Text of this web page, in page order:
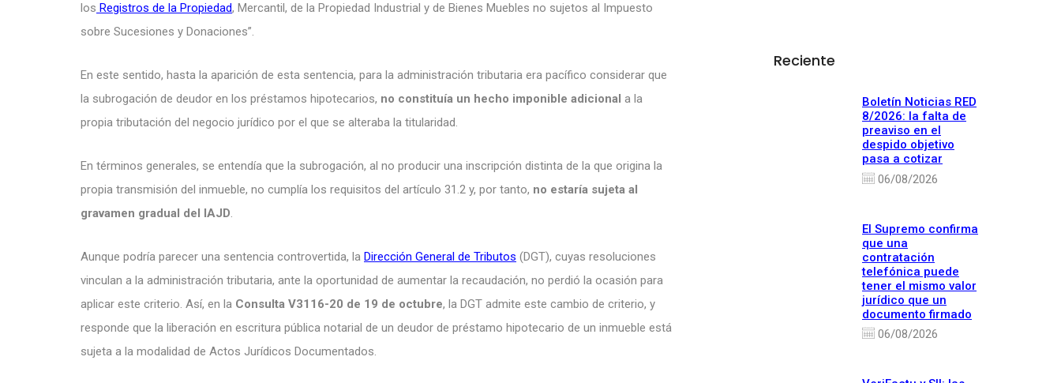
los Registros de la Propiedad, Mercantil, de la Propiedad Industrial y de Bienes Muebles no sujetos al Impuesto
sobre Sucesiones y Donaciones”.
En este sentido, hasta la aparición de esta sentencia, para la administración tributaria era pacífico considerar que
la subrogación de deudor en los préstamos hipotecarios, no constituía un hecho imponible adicional a la
propia tributación del negocio jurídico por el que se alteraba la titularidad.
En términos generales, se entendía que la subrogación, al no producir una inscripción distinta de la que origina la
propia transmisión del inmueble, no cumplía los requisitos del artículo 31.2 y, por tanto, no estaría sujeta al
gravamen gradual del IAJD.
Aunque podría parecer una sentencia controvertida, la Dirección General de Tributos (DGT), cuyas resoluciones
vinculan a la administración tributaria, ante la oportunidad de aumentar la recaudación, no perdió la ocasión para
aplicar este criterio. Así, en la Consulta V3116-20 de 19 de octubre, la DGT admite este cambio de criterio, y
responde que la liberación en escritura pública notarial de un deudor de préstamo hipotecario de un inmueble está
sujeta a la modalidad de Actos Jurídicos Documentados.
Reciente
Boletín Noticias RED
8/2026: la falta de
preaviso en el
despido objetivo
pasa a cotizar
06/08/2026
El Supremo confirma
que una
contratación
telefónica puede
tener el mismo valor
jurídico que un
documento firmado
06/08/2026